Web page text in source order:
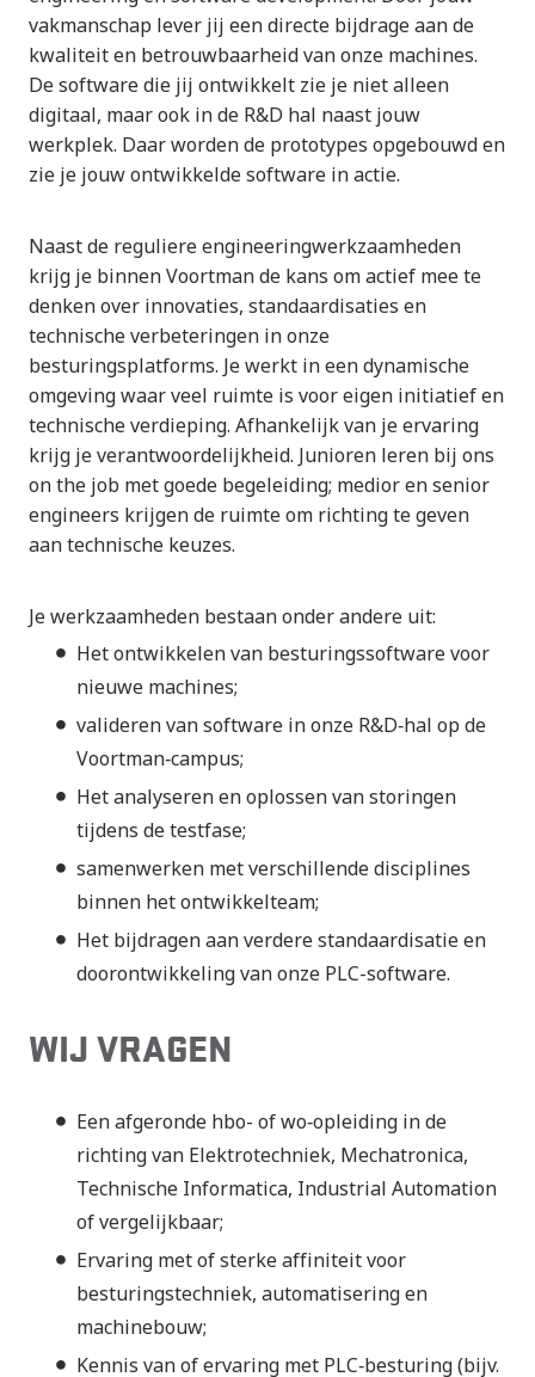
vakmanschap lever jij een directe bijdrage aan de
kwaliteit en betrouwbaarheid van onze machines.
De software die jij ontwikkelt zie je niet alleen
digitaal, maar ook in de R&D hal naast jouw
werkplek. Daar worden de prototypes opgebouwd en
zie je jouw ontwikkelde software in actie.
Naast de reguliere engineeringwerkzaamheden
krijg je binnen Voortman de kans om actief mee te
denken over innovaties, standaardisaties en
technische verbeteringen in onze
besturingsplatforms. Je werkt in een dynamische
omgeving waar veel ruimte is voor eigen initiatief en
technische verdieping. Afhankelijk van je ervaring
krijg je verantwoordelijkheid. Junioren leren bij ons
on the job met goede begeleiding; medior en senior
engineers krijgen de ruimte om richting te geven
aan technische keuzes.
Je werkzaamheden bestaan onder andere uit:
Het ontwikkelen van besturingssoftware voor
nieuwe machines;
valideren van software in onze R&D‑hal op de
Voortman‑campus;
Het analyseren en oplossen van storingen
tijdens de testfase;
samenwerken met verschillende disciplines
binnen het ontwikkelteam;
Het bijdragen aan verdere standaardisatie en
doorontwikkeling van onze PLC-software.
WIJ VRAGEN
Een afgeronde hbo- of wo‑opleiding in de
richting van Elektrotechniek, Mechatronica,
Technische Informatica, Industrial Automation
of vergelijkbaar;
Ervaring met of sterke affiniteit voor
besturingstechniek, automatisering en
machinebouw;
Kennis van of ervaring met PLC‑besturing (bijv.